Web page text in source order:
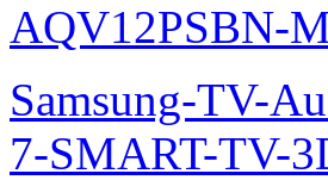
AQV12PSBN-
Samsung-TV-
7-SMART-TV-